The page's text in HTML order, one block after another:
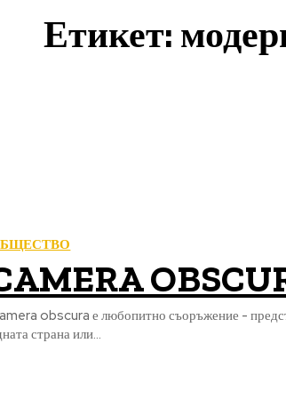
Етикет:
obscura е любопитно съоръжение -
страна или...